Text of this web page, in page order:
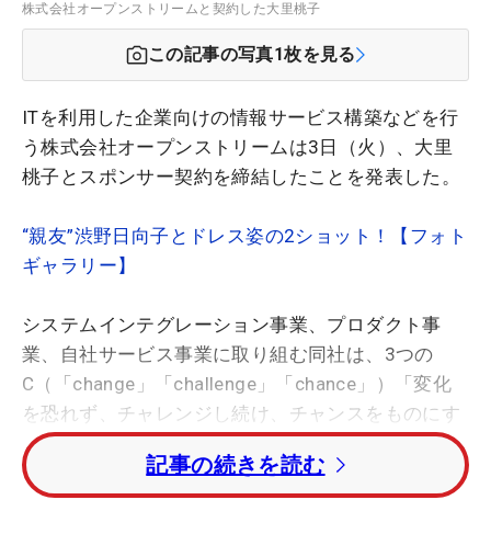
株式会社オープンストリームと契約した大里桃子
この記事の写真1枚を見る
ITを利用した企業向けの情報サービス構築などを行
う株式会社オープンストリームは3日（火）、大里
桃子とスポンサー契約を締結したことを発表した。
“親友”渋野日向子とドレス姿の2ショット！【フォト
ギャラリー】
システムインテグレーション事業、プロダクト事
業、自社サービス事業に取り組む同社は、3つの
C（「change」「challenge」「chance」）「変化
を恐れず、チャレンジし続け、チャンスをものにす
る」を大切にしており、この当社が考える3つのC
と、大きな夢に向かってひたむきに努力し、チャレ
ンジする大里の姿勢が合致したため、スポンサー契
記事の続きを読む